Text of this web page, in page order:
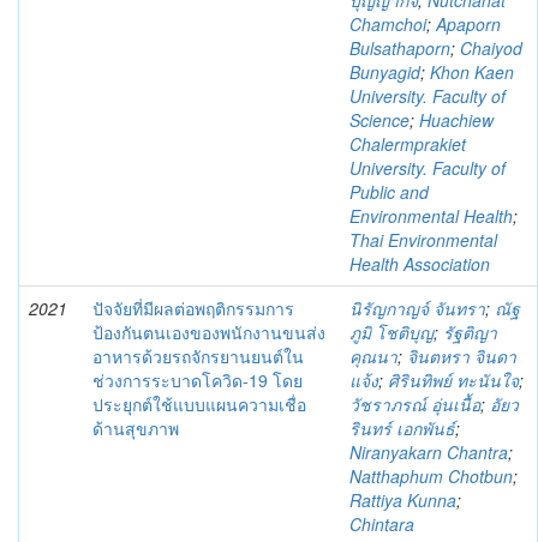
Chamchoi;Apaporn
Bulsathaporn; Chaiyod
Bunyagid; Khon Kaen
University. Faculty of
Science; Huachiew
Chalermprakiet
University. Faculty of
Public and
Environmental Health;
Thai Environmental
Health Association
2021
ปัจจัยที่มีผลต่อพฤติกรรมการ
ป้องกันตนเองของพนักงานขนส่ง
อาหารด้วยรถจักรยานยนต์ใน
ช่วงการระบาดโควิด-19 โดย
ประยุกต์ใช้แบบแผนความเชื่อ
ด้านสุขภาพ
นิรัญกาญจ์ จันทรา; ณัฐ
ภูมิ โชติบุญ; รัฐติญา
คุณนา; จินตหรา จินดา
แจ้ง; ศิรินทิพย์ ทะนันใจ;
วัชราภรณ์ อุ่นเนื้อ; อัยว
รินทร์ เอกพันธ์;
Niranyakarn Chantra;
Natthaphum Chotbun;
Rattiya Kunna;
Chintara